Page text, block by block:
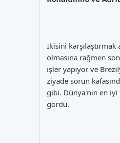
İkisini
olmasına rağmen
işler yapıyor ve
ziyade sorun
gibi. Dünya'nın en
gördü.